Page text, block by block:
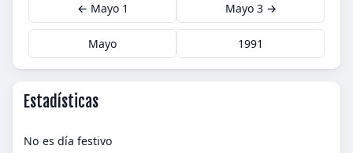
← Mayo 1 Mayo 3 →
Mayo 1991
Estadísticas
No es día festivo